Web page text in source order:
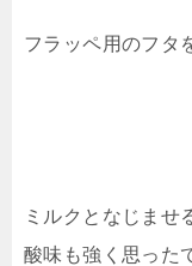
フラッペ用のフタ
ミルクとなじませ
酸味も強く思った